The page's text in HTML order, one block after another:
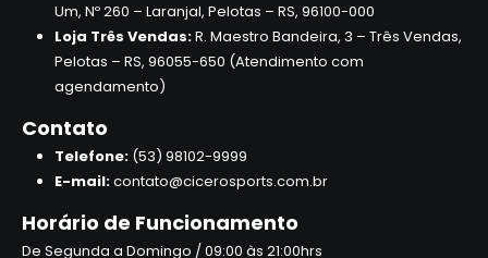
Um, Nº 260 – Laranjal, Pelotas – RS, 96100-000
Loja Três Vendas:R. Maestro Bandeira, 3 – Três Vendas,
Pelotas – RS, 96055-650 (Atendimento com
agendamento)
Contato
Telefone:(53) 98102-9999
E-mail:contato@cicerosports.com.br
Horário de Funcionamento
De Segunda a Domingo / 09:00 às 21:00hrs